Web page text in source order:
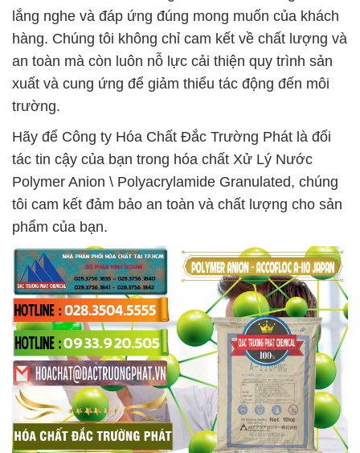
lắng nghe và đáp ứng đúng mong muốn của khách
hàng. Chúng tôi không chỉ cam kết về chất lượng và
an toàn mà còn luôn nỗ lực cải thiện quy trình sản
xuất và cung ứng để giảm thiểu tác động đến môi
trường.
Hãy để Công ty Hóa Chất Đắc Trường Phát là đối
tác tin cậy của bạn trong hóa chất Xử Lý Nước
Polymer Anion \ Polyacrylamide Granulated, chúng
tôi cam kết đảm bảo an toàn và chất lượng cho sản
phẩm của bạn.